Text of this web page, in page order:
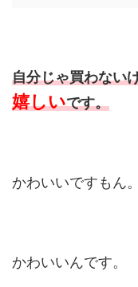
自分じゃ買わない
嬉しいです。
かわいいですもん。
かわいいんです。